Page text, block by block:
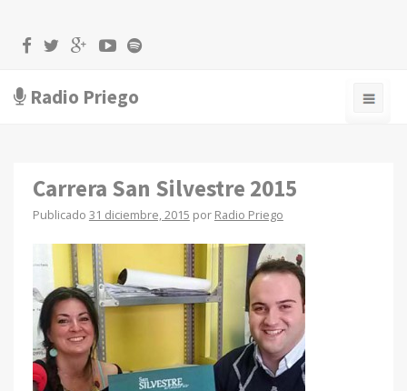
Radio Priego
Carrera San Silvestre 2015
Publicado 31 diciembre, 2015 por Radio Priego